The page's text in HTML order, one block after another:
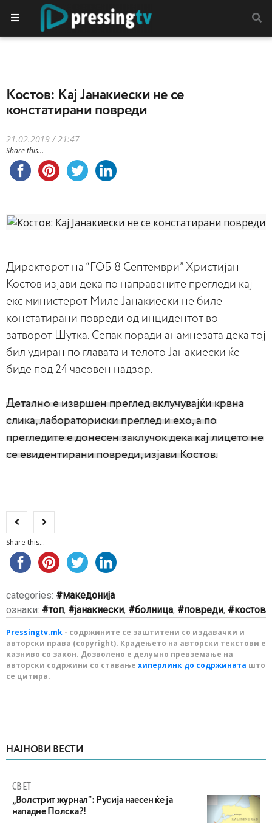
Костов: Кај Јанакиески не се
констатирани повреди
21.02.2019 / 21:47
Share this...
Директорот на “ГОБ 8 Септември” Христијан
Костов изјави дека по направените прегледи кај
екс министерот Миле Јанакиески не биле
констатирани повреди од инцидентот во
затворот Шутка. Сепак поради анамнезата дека тој
бил удиран по главата и телото Јанакиески ќе
биде под 24 часовен надзор.
Детално е извршен преглед вклучувајќи крвна
слика, лабораториски преглед и ехо, а по
прегледите е донесен заклучок дека кај лицето не
се евидентирани повреди, изјави Костов.
Share this...
categories:
македонија
ознаки:
топ, јанакиески, болница, повреди, костов
Pressingtv.mk - содржините се заштитени со издавачки и
авторски права (copyright). Крадењето на авторски текстови е
казниво со закон. Дозволено е делумно превземање на
авторски содржини со ставање хиперлинк до содржината што
се цитира.
НАЈНОВИ ВЕСТИ
СВЕТ
„Волстрит журнал“: Русија наесен ќе ја
нападне Полска?!